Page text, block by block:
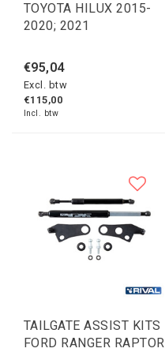
TOYOTA HILUX 2015-
2020; 2021
€95,04
Excl. btw
€115,00
Incl. btw
TAILGATE ASSIST KITS
FORD RANGER RAPTOR